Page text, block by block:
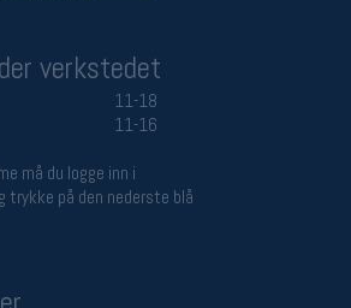
verkstedet
11-18
11-16
må du logge inn i
på den nederste blå